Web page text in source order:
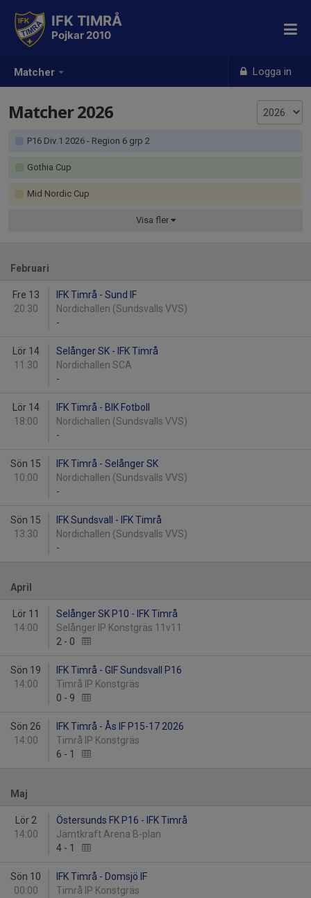
Matcher Logga in
IFK TIMRÅ
Pojkar 2010
Matcher 2026
P16 Div.1 2026 - Region 6 grp 2
Gothia Cup
Mid Nordic Cup
Visa fler
Februari
Fre 13
20:30
IFK Timrå - Sund IF
Nordichallen (Sundsvalls VVS)
-
Lör 14
11:30
Selånger SK - IFK Timrå
Nordichallen SCA
-
Lör 14
18:00
IFK Timrå - BIK Fotboll
Nordichallen (Sundsvalls VVS)
-
Sön 15
10:00
IFK Timrå - Selånger SK
Nordichallen (Sundsvalls VVS)
-
Sön 15
13:30
IFK Sundsvall - IFK Timrå
Nordichallen (Sundsvalls VVS)
-
April
Lör 11
14:00
Selånger SK P10 - IFK Timrå
Selånger IP Konstgräs 11v11
2 - 0
Sön 19
14:00
IFK Timrå - GIF Sundsvall P16
Timrå IP Konstgräs
0 - 9
Sön 26
14:00
IFK Timrå - Ås IF P15-17 2026
Timrå IP Konstgräs
6 - 1
Maj
Lör 2
14:00
Östersunds FK P16 - IFK Timrå
Jämtkraft Arena B-plan
4 - 1
Sön 10
00:00
IFK Timrå - Domsjö IF
Timrå IP Konstgräs